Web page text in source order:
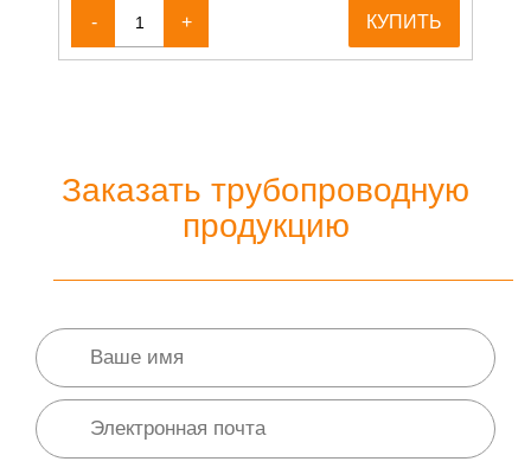
- + КУПИТЬ
Заказать трубопроводную
продукцию